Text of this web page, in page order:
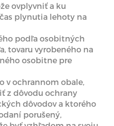
ovplyvniť a ku
plynutia lehoty na
podľa osobitných
tovaru vyrobeného na
osobitne pre
v ochrannom obale,
z dôvodu ochrany
dôvodov a ktorého
porušený,